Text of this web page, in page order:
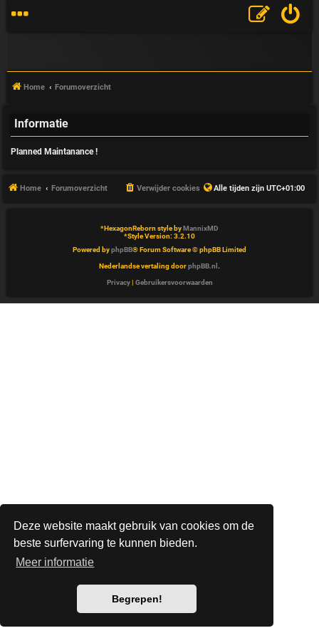
Deze website maakt gebruik van cookies om de
beste surfervaring te kunnen bieden.
Meer informatie
Begrepen!
V
A
Home Forumoverzicht
Informatie
Planned Maintanance !
Home Forumoverzicht Alle tijden zijn UTC+01:00
Verwijder cookies
*HexagonReborn style byMannixMD
*Style Version: 3.2.10
Powered byphpBB® Forum Software © phpBB Limited
Nederlandse vertaling doorphpBB.nl .
Privacy| Gebruikersvoorwaarden